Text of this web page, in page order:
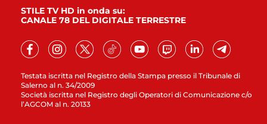
Testata iscritta nel Registro della Stampa presso il Tribunale di
Salerno al n. 34/2009
Società iscritta nel Registro degli Operatori di Comunicazione c/o
l’AGCOM al n. 20133
STILE TV HD in onda su:
CANALE 78 DEL DIGITALE TERRESTRE